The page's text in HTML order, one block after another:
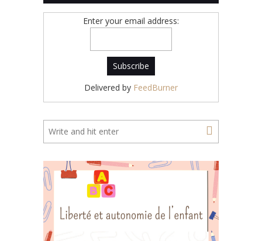
Enter your email address:
Delivered by FeedBurner